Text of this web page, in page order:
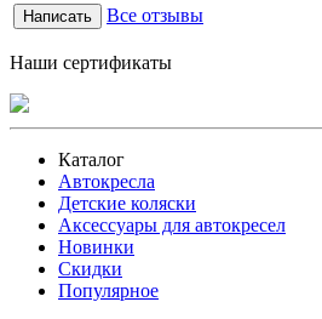
Написать Все отзывы
Наши сертификаты
Каталог
Автокресла
Детские коляски
Аксессуары для автокресел
Новинки
Скидки
Популярное